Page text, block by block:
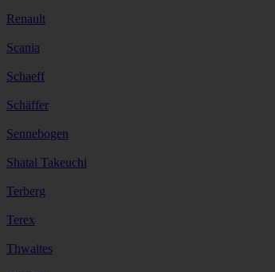
Renault
Scania
Schaeff
Schäffer
Sennebogen
Shatal Takeuchi
Terberg
Terex
Thwaites